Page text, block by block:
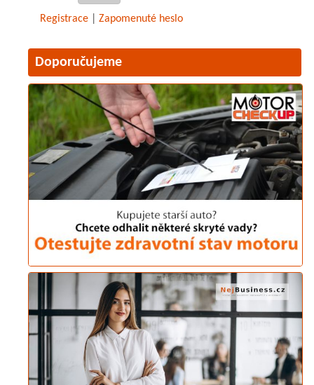
Registrace Zapomenuté heslo
Doporučujeme